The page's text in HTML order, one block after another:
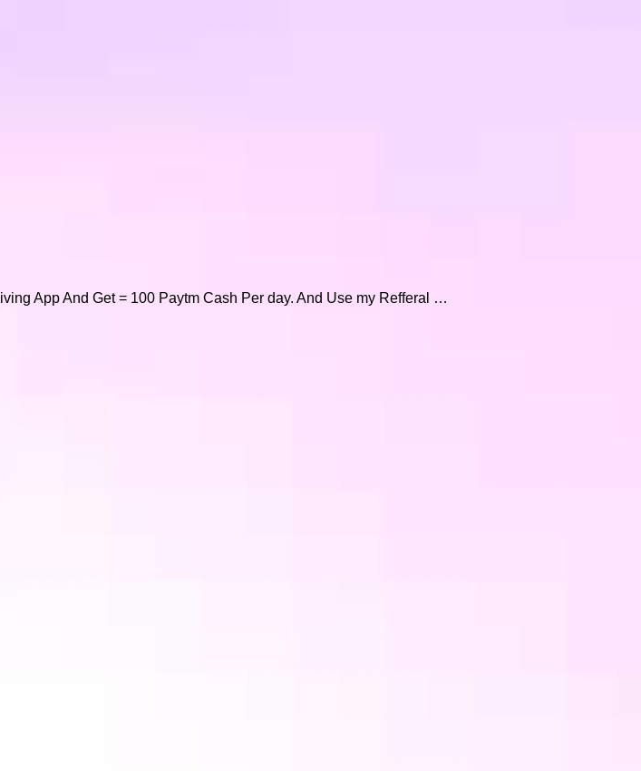
App And Get = 100 Paytm Cash Per day. And Use my Refferal …